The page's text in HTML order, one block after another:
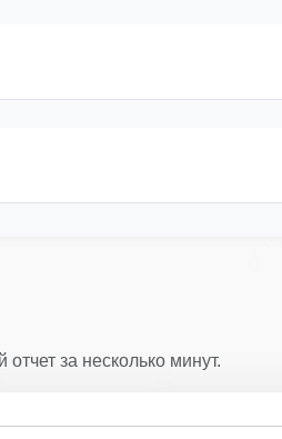
Copart
за несколько минут.